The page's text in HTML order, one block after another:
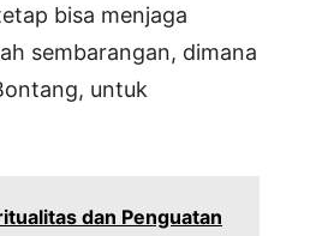
bisa menjaga
sembarangan, dimana
untuk
dan Penguatan